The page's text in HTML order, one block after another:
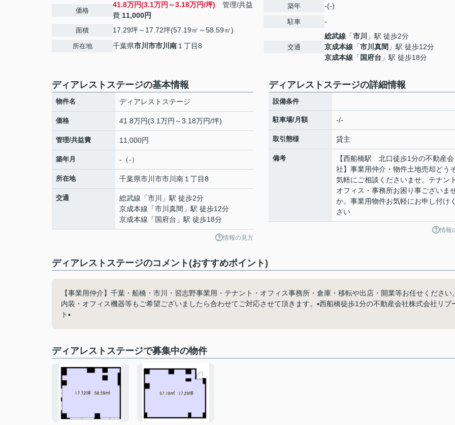
価格
41.8万円(3.1万円～3.18万円/坪) 管理/共益
費 11,000円
面積 17.29坪～17.72坪(57.19㎡～58.59㎡)
所在地 千葉県市川市市川南 １丁目8
築年 -(-)
駐車 -
交通
総武線 「市川
」駅 徒歩2分
京成本線 「市川真間 」駅 徒歩12分
京成本線 「 国府台 」駅 徒歩18分
ディアレストステージの基本情報
物件名 ディアレストステージ
価格 41.8万円(3.1万円～3.18万円/坪)
管理/共益費 11,000円
築年月 -（-）
所在地 千葉県市川市市川南 １丁目8
交通 総武線 「市川
」駅 徒歩2分
京成本線 「市川真間 」駅 徒歩12分
京成本線 「 国府台 」駅 徒歩18分
情報の見方
ディアレストステージの詳細情報
設備条件
駐車場/月額 -/-
取引態様 貸主
備考
【西船橋駅 北口徒歩1分の不動産会
社】事業用仲介・物件土地売却どう
気軽にご相談くださいませ。テナン
オフィス・事務所お困り事ございま
か。事業用物件お気軽にお申し付け
さい
情報
ディアレストステージのコメント(おすすめポイント)
【事業用仲介】千葉・船橋・市川・習志野事業用・テナント・オフィス事務所・倉庫・移転や出店・開業等お任せください
内装・オフィス機器等もご希望ございましたら合わせてご対応させて頂きます。▪️西船橋徒歩1分の不動産会社株式会社リブ
ト▪️
ディアレストステージで募集中の物件